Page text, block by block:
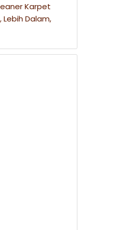
Karpet
Lebih Dalam,